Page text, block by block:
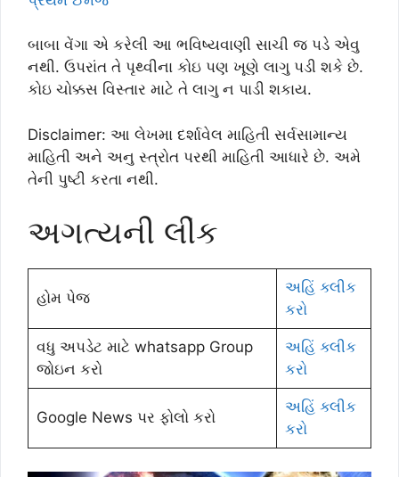
બાબા વેંગા એ કરેલી આ ભવિષ્યવાણી સાચી જ પડે એવુ
નથી. ઉપરાંત તે પૃથ્વીના કોઇ પણ ખૂણે લાગુ પડી શકે છે.
કોઇ ચોક્કસ વિસ્તાર માટે તે લાગુ ન પાડી શકાય.
Disclaimer: આ લેખમા દર્શાવેલ માહિતી સર્વસામાન્ય
માહિતી અને અનુ સ્ત્રોત પરથી માહિતી આધારે છે. અમે
તેની પુષ્ટી કરતા નથી.
અગત્યની લીંક
હોમ પેજ
અહિં ક્લીક
કરો
વધુ અપડેટ માટે whatsapp Group
જોઇન કરો
અહિં ક્લીક
કરો
Google News પર ફોલો કરો
અહિં ક્લીક
કરો